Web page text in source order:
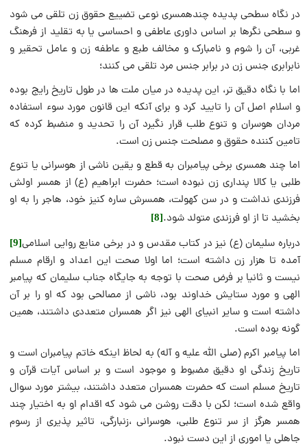
در نگاه سطحی پدیده چندهمسری نوعی تضییع حقوق زن تلقی می شود
و سطحی نگرها بر اساس داوری عاطفی و احساسی یا به تقلید از فرهنگ
غربی، آن را شوم و نامبارک و مخالف طبع و عاطفه زن و عامل تحقیر و
نابرابری جنس زن در برابر جنس مرد تلقی می کنند؛
اما با نگاه دقیق تر، این پدیده در میان ملت ها در طول تاریخ رایج بوده
و اسلام اصل آن را تایید کرد و برای آنکه این قانون مورد سوء استفاده
مردان هوسران و تنوع طلب قرار نگیرد آن را تحدید و منضبط کرده که
تامین کننده حقوق و مصلحت جنس زن است.
اما چند همسری برخی پیامبران به قطع و یقین ناشی از هوسرانی یا تنوع
طلبی یا کالا پنداری زن نبوده است؛ حضرت ابراهیم (ع) از همسر اولش
فرزندی نداشت و در سن کهولت، همسرش ساره کنیز خود، هاجر را به او
بخشید تا از او فرزندی متولد شود.[8]
درباره سلیمان (ع) نیز در کتاب مقدس و در برخی منابع روایی اسلامی[9]
آمده تا هزار زن داشته است؛ اما اولا صحت این اعداد و ارقام مسلم
نیست و ثانیا بر فرض صحت با توجه به جایگاه جناب سلیمان که پیامبر
الهی و مورد ستایش خداوند بود، ناشی از مصالحی بود که او را بر آن
داشته است و سایر انبیای الهی نیز اگر همسران متعددی داشتند، همین
گونه بوده است.
اما پیامبر اکرم (صلی الله علیه و آله) به لحاظ اینکه خاتم پیامبران است و
تاریخ زندگی او دقیق مضبوط و موجود است و بر اساس آیات قرآن و
تاریخ مسلم است که حضرت همسران متعدد داشتند، بیشتر مورد سوال
واقع شده است؛ لکن با دقت روشن می شود که اقدام او به اختیار چند
همسر هرگز از سر تنوع طلبی، هوسرانی ،زنبارگی، تاثیر پذیری از رسوم
جاهلی یا اموری از این دست نبود.